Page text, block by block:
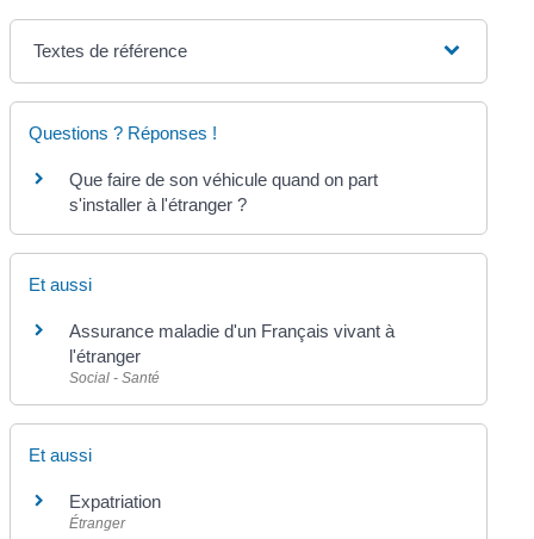
Textes de référence
Questions ? Réponses !
Que faire de son véhicule quand on part
s'installer à l'étranger ?
Et aussi
Assurance maladie d'un Français vivant à
l'étranger
Social - Santé
Et aussi
Expatriation
Étranger